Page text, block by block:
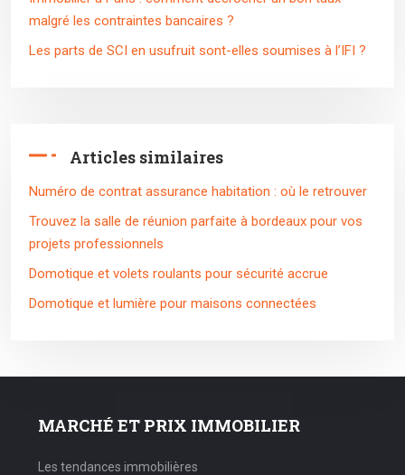
malgré les contraintes bancaires ?
Les parts de SCI en usufruit sont-elles soumises à l’IFI ?
Articles similaires
Numéro de contrat assurance habitation : où le retrouver
Trouvez la salle de réunion parfaite à bordeaux pour vos
projets professionnels
Domotique et volets roulants pour sécurité accrue
Domotique et lumière pour maisons connectées
MARCHÉ ET PRIX IMMOBILIER
Les tendances immobilières